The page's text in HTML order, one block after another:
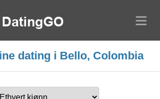
dating i Bello, Colombia